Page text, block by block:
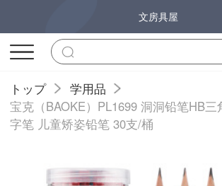
文房具屋
トップ
学用品
宝克（BAOKE）PL1699 洞洞铅笔HB
字笔 儿童矫姿铅笔 30支/桶